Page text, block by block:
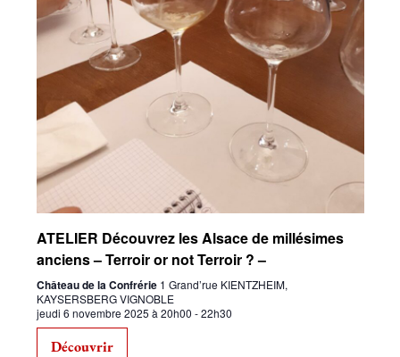
jeudi 6 novembre 2025 à 20h00 -22h30
ATELIER Découvrez les Alsace de millésimes
anciens – Terroir or not Terroir ? –
Château de la Confrérie 1 Grand’rue KIENTZHEIM,
KAYSERSBERG VIGNOBLE
Découvrir